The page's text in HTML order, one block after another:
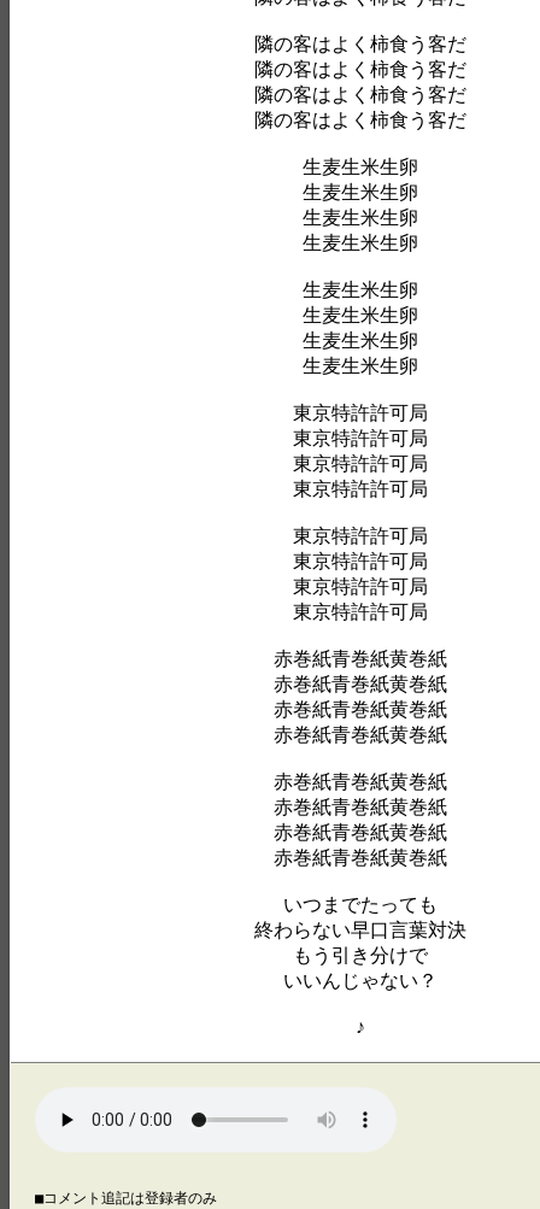
隣の客はよく柿食う客だ
隣の客はよく柿食う客だ
隣の客はよく柿食う客だ
隣の客はよく柿食う客だ
生麦生米生卵
生麦生米生卵
生麦生米生卵
生麦生米生卵
生麦生米生卵
生麦生米生卵
生麦生米生卵
生麦生米生卵
東京特許許可局
東京特許許可局
東京特許許可局
東京特許許可局
東京特許許可局
東京特許許可局
東京特許許可局
東京特許許可局
赤巻紙青巻紙黄巻紙
赤巻紙青巻紙黄巻紙
赤巻紙青巻紙黄巻紙
赤巻紙青巻紙黄巻紙
赤巻紙青巻紙黄巻紙
赤巻紙青巻紙黄巻紙
赤巻紙青巻紙黄巻紙
赤巻紙青巻紙黄巻紙
いつまでたっても
終わらない早口言葉対決
もう引き分けで
いいんじゃない？
♪
■コメント追記は登録者のみ